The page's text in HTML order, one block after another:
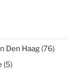
Den Haag (76)
(5)